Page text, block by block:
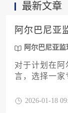
最新文章
阿尔巴尼亚
阿尔巴尼亚
对于计划在
言，选择一家
规、资质申
2026-01-18